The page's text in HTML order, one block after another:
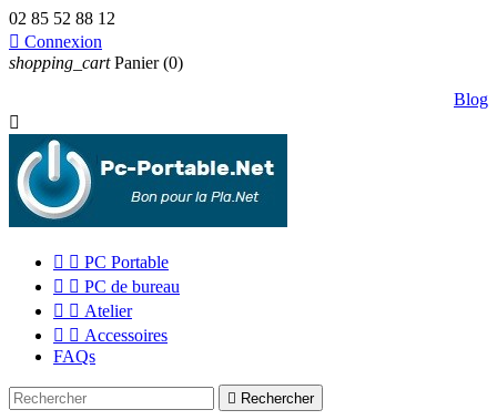
02 85 52 88 12
 Connexion
shopping_cart Panier (0)
Blog

  PC Portable
  PC de bureau
  Atelier
  Accessoires
FAQs
 Rechercher